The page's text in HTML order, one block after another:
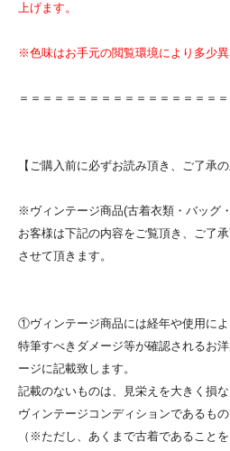
上げます。
※色味はお手元の閲覧環境により多少異
＝＝＝＝＝＝＝＝＝＝＝＝＝＝＝＝＝
【ご購入前に必ずお読み頂き、ご了承
※ヴィンテージ商品(古着衣類・バッグ
お客様は下記の内容をご覧頂き、ご了
させて頂きます。
①ヴィンテージ商品には経年や使用によ
特筆すべきダメージ等が確認されるお
ージに記載致します。
記載のないものは、見栄えを大きく損
ヴィンテージコンディションであるもの
（※ただし、あくまで古着であること